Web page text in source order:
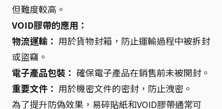
但難度較高。
VOID膠帶的應用：
物流運輸： 用於貨物封箱，防止運輸過程中被拆封
或盜竊。
電子產品包裝： 確保電子產品在銷售前未被開封。
重要文件： 用於機密文件的密封，防止洩密。
為了提升防偽效果，易碎貼紙和VOID膠帶通常可